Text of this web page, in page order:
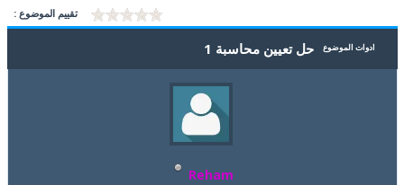
تقييم الموضوع :
ادوات الموضوع حل تعيين محاسبة 1
Reham